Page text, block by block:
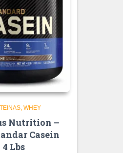
WHEY
Nutrition –
Casein
4 Lbs